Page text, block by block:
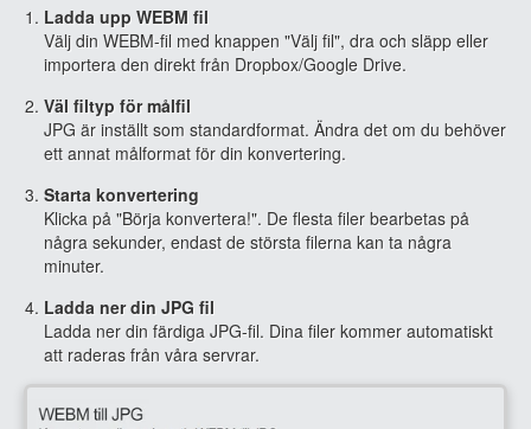
Ladda upp WEBM fil
Välj din WEBM-fil med knappen "Välj fil", dra och släpp eller
importera den direkt från Dropbox/Google Drive.
Väl filtyp för målfil
JPG är inställt som standardformat. Ändra det om du behöver
ett annat målformat för din konvertering.
Starta konvertering
Klicka på "Börja konvertera!". De flesta filer bearbetas på
några sekunder, endast de största filerna kan ta några
minuter.
Ladda ner din JPG fil
Ladda ner din färdiga JPG-fil. Dina filer kommer automatiskt
att raderas från våra servrar.